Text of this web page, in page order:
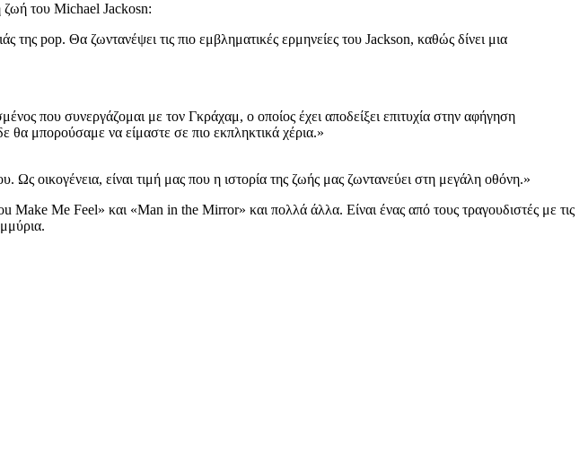
ζωή του Michael Jackosn:
pop. Θα ζωντανέψει τις πιο εμβληματικές ερμηνείες του Jackson, καθώς δίνει μια
που συνεργάζομαι με τον Γκράχαμ, ο οποίος έχει αποδείξει επιτυχία στην αφήγηση
μπορούσαμε να είμαστε σε πιο εκπληκτικά χέρια.»
οικογένεια, είναι τιμή μας που η ιστορία της ζωής μας ζωντανεύει στη μεγάλη οθόνη.»
Me Feel» και «Man in the Mirror» και πολλά άλλα. Είναι ένας από τους τραγουδιστές με τις